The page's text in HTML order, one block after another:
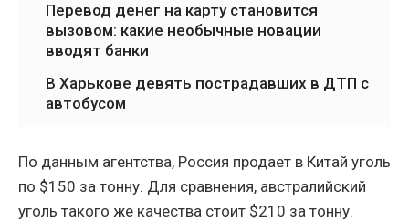
Перевод денег на карту становится
вызовом: какие необычные новации
вводят банки
В Харькове девять пострадавших в ДТП с
автобусом
По данным агентства, Россия продает в Китай уголь
по $150 за тонну. Для сравнения, австралийский
уголь такого же качества стоит $210 за тонну.